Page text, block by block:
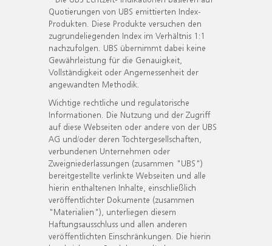
Quotierungen von UBS emittierten Index-
Produkten. Diese Produkte versuchen den
zugrundeliegenden Index im Verhältnis 1:1
nachzufolgen. UBS übernimmt dabei keine
Gewährleistung für die Genauigkeit,
Vollständigkeit oder Angemessenheit der
angewandten Methodik.
Wichtige rechtliche und regulatorische
Informationen. Die Nutzung und der Zugriff
auf diese Webseiten oder andere von der UBS
AG und/oder deren Tochtergesellschaften,
verbundenen Unternehmen oder
Zweigniederlassungen (zusammen "UBS")
bereitgestellte verlinkte Webseiten und alle
hierin enthaltenen Inhalte, einschließlich
veröffentlichter Dokumente (zusammen
"Materialien"), unterliegen diesem
Haftungsausschluss und allen anderen
veröffentlichten Einschränkungen. Die hierin